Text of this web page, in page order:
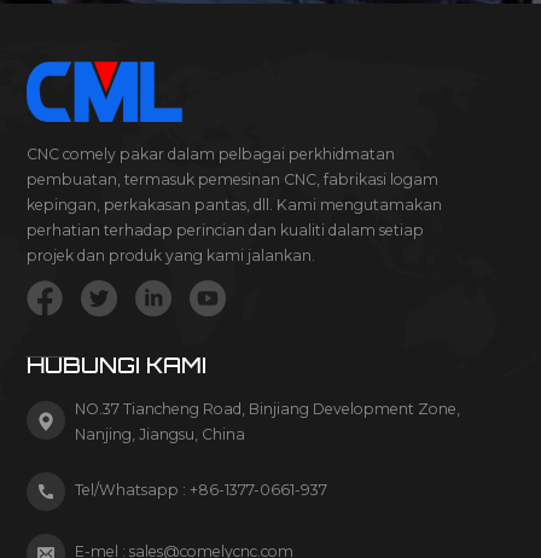
CNC comely pakar dalam pelbagai perkhidmatan
pembuatan, termasuk pemesinan CNC, fabrikasi logam
kepingan, perkakasan pantas, dll. Kami mengutamakan
perhatian terhadap perincian dan kualiti dalam setiap
projek dan produk yang kami jalankan.
HUBUNGI KAMI
NO.37 Tiancheng Road, Binjiang Development Zone,
Nanjing, Jiangsu, China
Tel/Whatsapp : +86-1377-0661-937
E-mel :sales@comelycnc.com